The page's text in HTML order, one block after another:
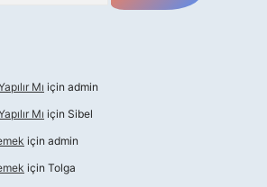
Mı için admin
Mı için Sibel
için admin
için Tolga